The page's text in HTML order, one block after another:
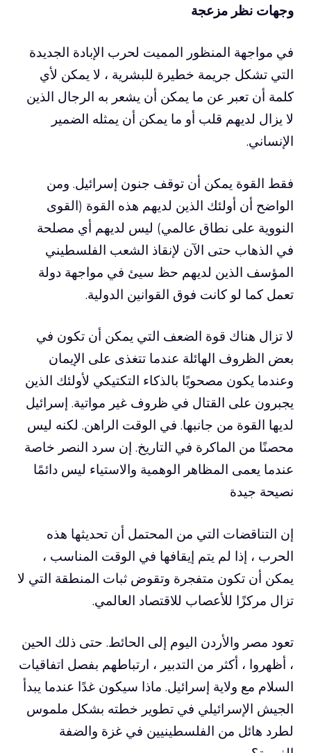
وجهات نظر مزعجة
في مواجهة المنظور المميت لحرب الإبادة الجديدة
التي تشكل جريمة خطيرة للبشرية ، لا يمكن لأي
كلمة أن تعبر عن ما يمكن أن يشعر به الرجال الذين
لا يزال لديهم قلب أو ما يمكن أن يمثله الضمير
الإنساني.
فقط القوة يمكن أن توقف جنون إسرائيل. ومن
الواضح أن أولئك الذين لديهم هذه القوة (القوى
النووية على نطاق عالمي) ليس لديهم أي مصلحة
في الذهاب حتى الآن لإنقاذ الشعب الفلسطيني
المؤسف الذين لديهم حظ سيئ في مواجهة دولة
تعمل كما لو كانت فوق القوانين الدولية.
لا تزال هناك قوة الضعف التي يمكن أن تكون في
بعض الظروف الهائلة عندما تتغذى على الإيمان
وعندما يكون مصحوبًا بالذكاء التكتيكي لأولئك الذين
يجبرون على القتال في ظروف غير مواتية. إسرائيل
لديها القوة من جانبها. في الوقت الراهن. لكنه ليس
محصنًا من الماكرة في التاريخ. إن سرد النصر خاصة
عندما يعمى المظاهر الوهمية والاستياء ليس دائمًا
نصيحة جيدة
إن التناقضات التي من المحتمل أن تحديثها هذه
الحرب ، إذا لم يتم إيقافها في الوقت المناسب ،
يمكن أن تكون متفجرة وتقوض ثبات المنطقة التي لا
تزال مركزًا للأعصاب للاقتصاد العالمي.
تعود مصر والأردن اليوم إلى الحائط. حتى ذلك الحين
، أظهروا ، أكثر من التدبير ، ارتباطهم بفصل اتفاقيات
السلام مع ولاية إسرائيل. ماذا سيكون غدًا عندما يبدأ
الجيش الإسرائيلي في تطوير خطته بشكل ملموس
لطرد هائل من الفلسطينيين في غزة والضفة